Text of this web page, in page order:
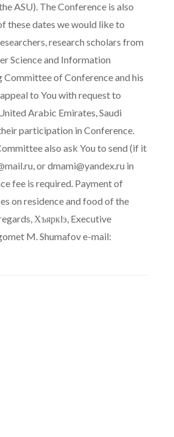
ASU). The Conference is also
these dates we would like to
research scholars from
Science and Information
of Conference and his
to You with request to
Arabic Emirates, Saudi
participation in Conference.
also ask You to send (if it
or dmami@yandex.ru in
fee is required. Payment of
on residence and food of the
Хъяркlэ, Executive
M. Shumafov e-mail: